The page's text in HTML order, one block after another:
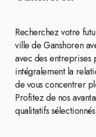
Recherchez votre
ville de Ganshoren
avec des
intégralement la
de vous concentrer
Profitez de nos
qualitatifs